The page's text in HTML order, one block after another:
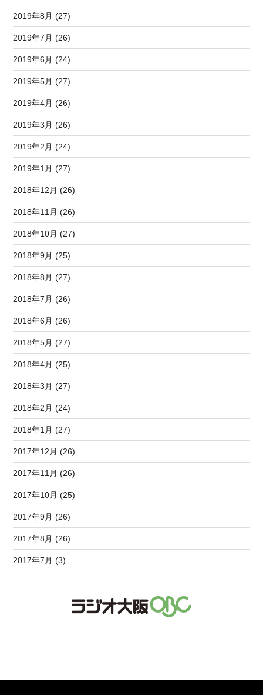
2019年8月 (27)
2019年7月 (26)
2019年6月 (24)
2019年5月 (27)
2019年4月 (26)
2019年3月 (26)
2019年2月 (24)
2019年1月 (27)
2018年12月 (26)
2018年11月 (26)
2018年10月 (27)
2018年9月 (25)
2018年8月 (27)
2018年7月 (26)
2018年6月 (26)
2018年5月 (27)
2018年4月 (25)
2018年3月 (27)
2018年2月 (24)
2018年1月 (27)
2017年12月 (26)
2017年11月 (26)
2017年10月 (25)
2017年9月 (26)
2017年8月 (26)
2017年7月 (3)